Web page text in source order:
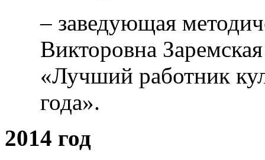
– заведующая
Викторовна
«Лучший работник
года».
2014 год